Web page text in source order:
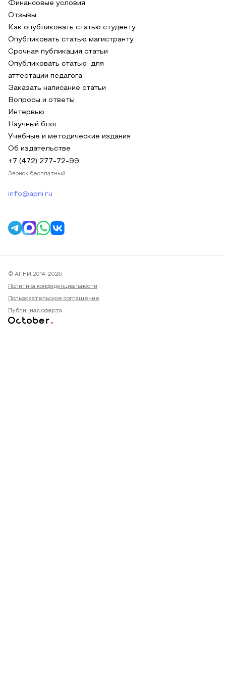
Финансовые условия
Отзывы
Как опубликовать статью студенту
Опубликовать статью магистранту
Срочная публикация статьи
Опубликовать статью для
аттестации педагога
Заказать написание статьи
Вопросы и ответы
Интервью
Научный блог
Учебные и методические издания
Об издательстве
+7 (472) 277-72-99
Звонок бесплатный
info@apni.ru
© АПНИ 2014-2026
Политика конфиденциальности
Пользовательское соглашение
Публичная оферта